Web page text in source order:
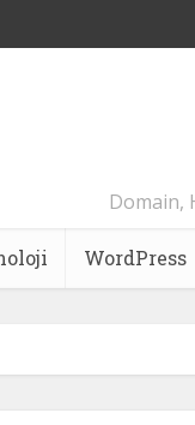
Domain,
WordPress